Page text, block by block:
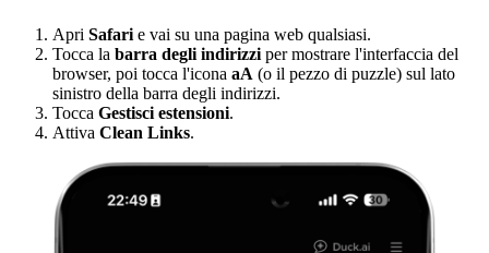
Apri Safari e vai su una pagina web qualsiasi.
Tocca la barra degli indirizzi per mostrare l'interfaccia del
browser, poi tocca l'icona aA (o il pezzo di puzzle) sul lato
sinistro della barra degli indirizzi.
Tocca Gestisci estensioni.
Attiva Clean Links.